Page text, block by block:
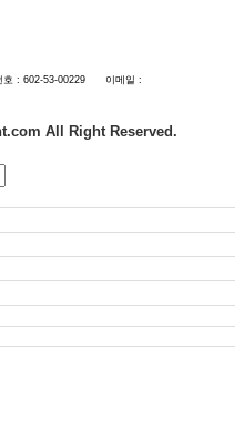
호 : 602-53-00229 이메일 :
All Right Reserved.